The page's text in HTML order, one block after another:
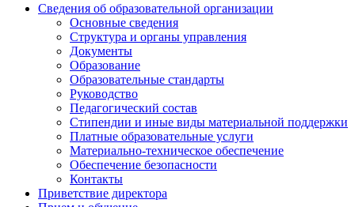
Сведения об образовательной организации
Основные сведения
Структура и органы управления
Документы
Образование
Образовательные стандарты
Руководство
Педагогический состав
Стипендии и иные виды материальной поддержки
Платные образовательные услуги
Материально-техническое обеспечение
Обеспечение безопасности
Контакты
Приветствие директора